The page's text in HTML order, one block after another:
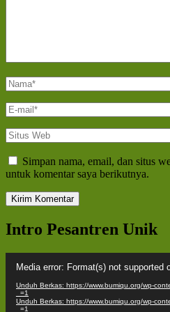
Nama*
E-
mail*
Situs
Web
Simpan nama, email, dan situs
untuk komentar saya berikutnya.
Intro Pesantren Unik
Video
Media error: Format(s) not supported
Unduh Berkas: https://www.bumiqu.org/wp-
_=1
Unduh Berkas: https://www.bumiqu.org/wp-
_=1